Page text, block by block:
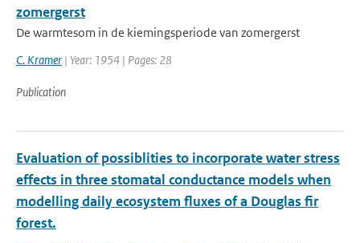
zomergerst
De warmtesom in de kiemingsperiode van zomergerst
C. Kramer | Year: 1954 | Pages: 28
Publication
Evaluation of possiblities to incorporate water stress
effects in three stomatal conductance models when
modelling daily ecosystem fluxes of a Douglas fir
forest.